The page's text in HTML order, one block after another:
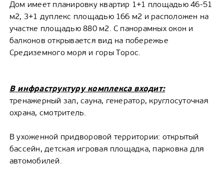
Дом имеет планировку квартир 1+1 площадью 46-51
м2, 3+1 дуплекс площадью 166 м2 и расположен на
участке площадью 880 м2. С панорамных окон и
балконов открывается вид на побережье
Средиземного моря и горы Торос.
В инфраструктуру комплекса входит:
тренажерный зал, сауна, генератор, круглосуточная
охрана, смотритель.
В ухоженной придворовой территории: открытый
бассейн, детская игровая площадка, парковка для
автомобилей.